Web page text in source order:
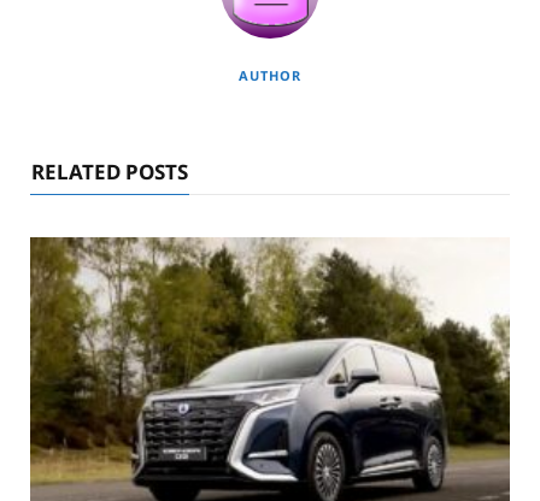
AUTHOR
RELATED POSTS